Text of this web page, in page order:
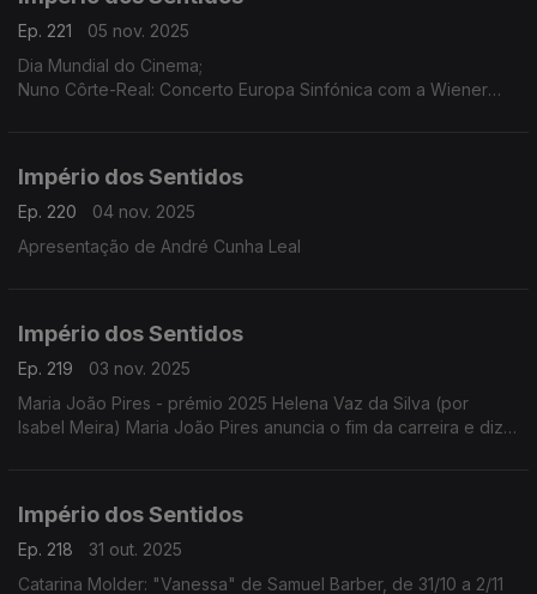
Ep. 221
05 nov. 2025
Dia Mundial do Cinema;
Nuno Côrte-Real: Concerto Europa Sinfónica com a Wiener
Império dos Sentidos
Ep. 220
04 nov. 2025
Apresentação de André Cunha Leal
Império dos Sentidos
Ep. 219
03 nov. 2025
Maria João Pires - prémio 2025 Helena Vaz da Silva (por
Isabel Meira) Maria João Pires anuncia o fim da carreira e diz
Império dos Sentidos
Ep. 218
31 out. 2025
Catarina Molder: "Vanessa" de Samuel Barber, de 31/10 a 2/11